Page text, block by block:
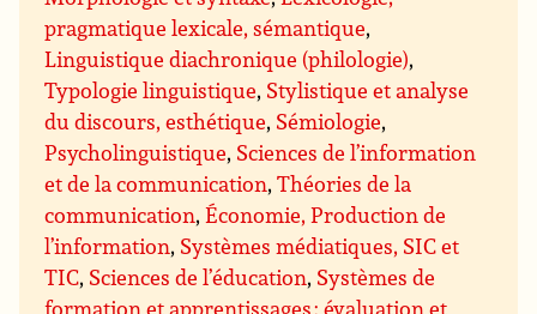
pragmatique lexicale, sémantique,
Linguistique diachronique (philologie),
Typologie linguistique, Stylistique et analyse
du discours, esthétique, Sémiologie,
Psycholinguistique, Sciences de l’information
et de la communication,Théories de la
communication,Économie, Production de
l’information, Systèmes médiatiques, SIC et
TIC, Sciences de l’éducation, Systèmes de
formation et apprentissages : évaluation et